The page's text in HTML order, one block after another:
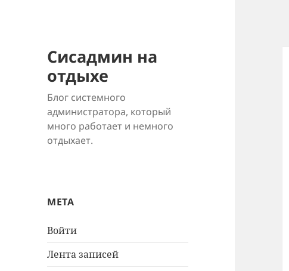
Сисадмин на
отдыхе
Блог системного
администратора, который
много работает и немного
отдыхает.
МЕТА
Войти
Лента записей